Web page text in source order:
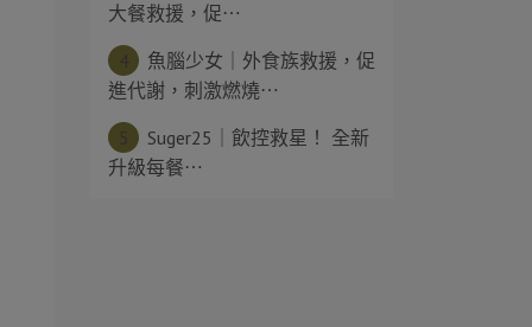
大餐救援，促⋯
魚腦少女｜外食族救援，促
進代謝，刺激燃燒⋯
Suger25｜飲控救星！ 全新
升級每餐⋯